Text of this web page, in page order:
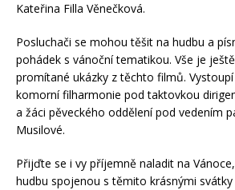
Kateřina Filla Věnečková.
Posluchači se mohou těšit na hudbu a
pohádek s vánoční tematikou. Vše je
promítané ukázky z těchto filmů.
komorní filharmonie pod taktovkou
a žáci pěveckého oddělení pod vedením
Musilové.
Přijďte se i vy příjemně naladit na
hudbu spojenou s těmito krásnými